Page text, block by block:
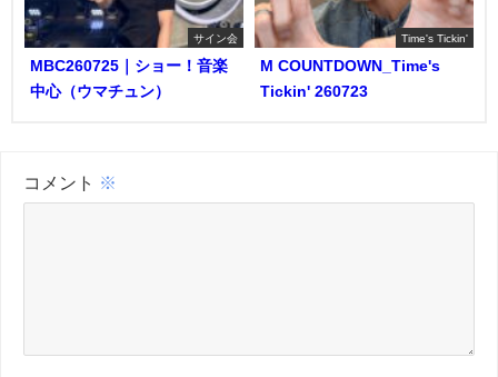
サイン会
MBC260725｜ショー！音楽
中心（ウマチュン）
Time's Tickin'
M COUNTDOWN_Time's
Tickin' 260723
コメント ※